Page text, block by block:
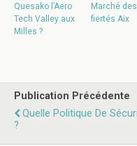
Quesako l’Aero
Tech Valley aux
Milles ?
Marché des
fiertés Aix
Publication Précédente
Quelle Politique De
?